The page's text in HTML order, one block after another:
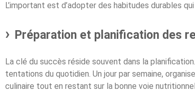
L’important est d’adopter des habitudes durables
Préparation et planification des
La clé du succès réside souvent dans la
tentations du quotidien. Un jour par semaine,
culinaire tout en restant sur la bonne voie